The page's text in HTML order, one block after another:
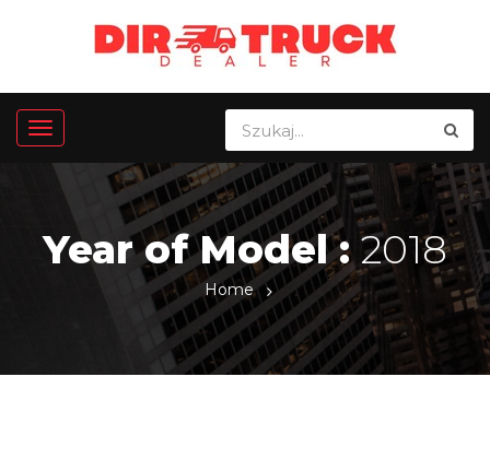
Year of Model :2018
Home